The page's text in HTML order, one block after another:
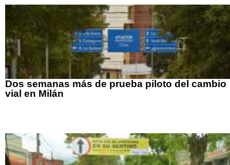
Dos semanas más de prueba piloto del cambio
vial en Milán